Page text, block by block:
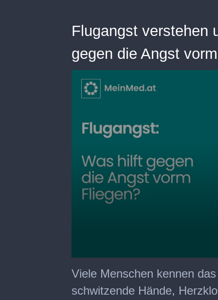
Flugangst verstehen
gegen die Angst
seconds
of
minutes,
Viele Menschen kennen
schwitzende Hände,